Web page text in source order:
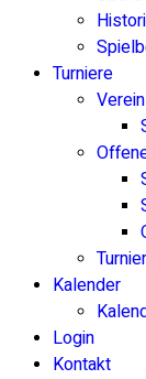
Turniere
Kalender
Login
Kontakt